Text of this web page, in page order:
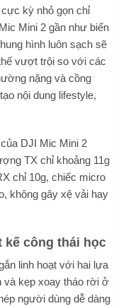
kỳ nhỏ gọn chỉ
Mini 2 gần như biến
hình luôn sạch sẽ
vượt trội so với các
nặng và cồng
nội dung lifestyle,
kế công thái học
linh hoạt với hai lựa
và kẹp xoay tháo rời ở
người dùng dễ dàng